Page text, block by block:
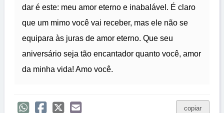
dar é este: meu amor eterno e inabalável. É claro
que um mimo você vai receber, mas ele não se
equipara às juras de amor eterno. Que seu
aniversário seja tão encantador quanto você, amor
da minha vida! Amo você.
copiar